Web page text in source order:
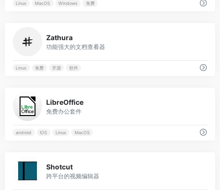
Linux MacOS Windows 免费
Zathura
功能强大的文档查看器
Linux 免费 开源 软件
LibreOffice
免费办公套件
android IOS Linux MacOS
Shotcut
跨平台的视频编辑器